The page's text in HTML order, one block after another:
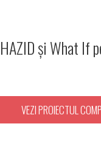
HAZID și What If
VEZI PROIECTUL